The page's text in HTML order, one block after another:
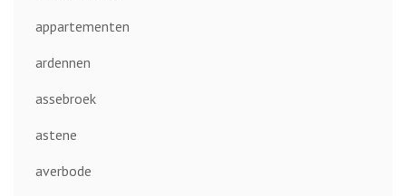
appartementen
ardennen
assebroek
astene
averbode